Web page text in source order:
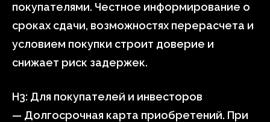
покупателями. Честное информирование о
сроках сдачи, возможностях перерасчета и
условием покупки строит доверие и
снижает риск задержек.
H3: Для покупателей и инвесторов
— Долгосрочная карта приобретений. При